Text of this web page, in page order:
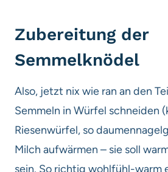
Zubereitung der
Semmelknödel
Also, jetzt nix wie ran an den
Semmeln in Würfel schneiden
Riesenwürfel, so
Milch aufwärmen – sie soll
sein. So richtig wohlfühl-warm